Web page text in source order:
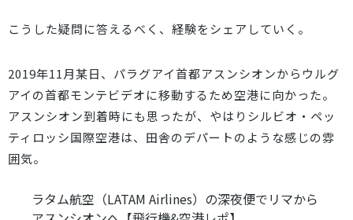
こうした疑問に答えるべく、経験をシェアしていく。
2019年11月某日、パラグアイ首都アスンシオンからウルグ
アイの首都モンテビデオに移動するため空港に向かった。
アスンシオン到着時にも思ったが、やはりシルビオ・ペッ
ティロッシ国際空港は、田舎のデパートのような感じの雰
囲気。
ラタム航空（LATAM Airlines）の深夜便でリマから